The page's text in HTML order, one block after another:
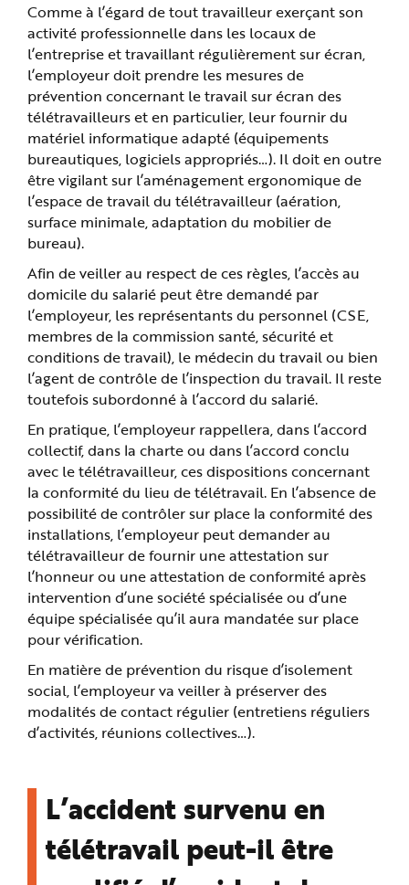
Comme à l’égard de tout travailleur exerçant son
activité professionnelle dans les locaux de
l’entreprise et travaillant régulièrement sur écran,
l’employeur doit prendre les mesures de
prévention concernant le travail sur écran des
télétravailleurs et en particulier, leur fournir du
matériel informatique adapté (équipements
bureautiques, logiciels appropriés…). Il doit en outre
être vigilant sur l’aménagement ergonomique de
l’espace de travail du télétravailleur (aération,
surface minimale, adaptation du mobilier de
bureau).
Afin de veiller au respect de ces règles, l’accès au
domicile du salarié peut être demandé par
l’employeur, les représentants du personnel (CSE,
membres de la commission santé, sécurité et
conditions de travail), le médecin du travail ou bien
l’agent de contrôle de l’inspection du travail. Il reste
toutefois subordonné à l’accord du salarié.
En pratique, l’employeur rappellera, dans l’accord
collectif, dans la charte ou dans l’accord conclu
avec le télétravailleur, ces dispositions concernant
la conformité du lieu de télétravail. En l’absence de
possibilité de contrôler sur place la conformité des
installations, l’employeur peut demander au
télétravailleur de fournir une attestation sur
l’honneur ou une attestation de conformité après
intervention d’une société spécialisée ou d’une
équipe spécialisée qu’il aura mandatée sur place
pour vérification.
En matière de prévention du risque d’isolement
social, l’employeur va veiller à préserver des
modalités de contact régulier (entretiens réguliers
d’activités, réunions collectives…).
L’accident survenu en
télétravail peut-il être